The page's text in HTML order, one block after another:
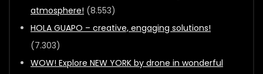
atmosphere! (8.553)
HOLA GUAPO – creative, engaging solutions!
(7.303)
WOW! Explore NEW YORK by drone in wonderful